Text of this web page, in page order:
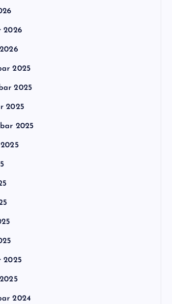
2026
2025
2025
2025
2025
2025
2024